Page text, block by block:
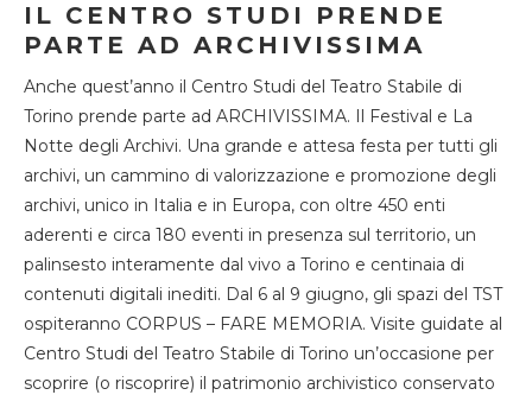
IL CENTRO STUDI PRENDE
PARTE AD ARCHIVISSIMA
Anche quest’anno il Centro Studi del Teatro Stabile di
Torino prende parte ad ARCHIVISSIMA. Il Festival e La
Notte degli Archivi. Una grande e attesa festa per tutti gli
archivi, un cammino di valorizzazione e promozione degli
archivi, unico in Italia e in Europa, con oltre 450 enti
aderenti e circa 180 eventi in presenza sul territorio, un
palinsesto interamente dal vivo a Torino e centinaia di
contenuti digitali inediti. Dal 6 al 9 giugno, gli spazi del TST
ospiteranno CORPUS – FARE MEMORIA. Visite guidate al
Centro Studi del Teatro Stabile di Torino un’occasione per
scoprire (o riscoprire) il patrimonio archivistico conservato